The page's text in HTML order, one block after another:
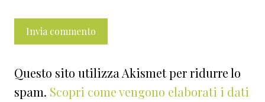
Questo sito utilizza Akismet per ridurre lo
spam. Scopri come vengono elaborati i dati